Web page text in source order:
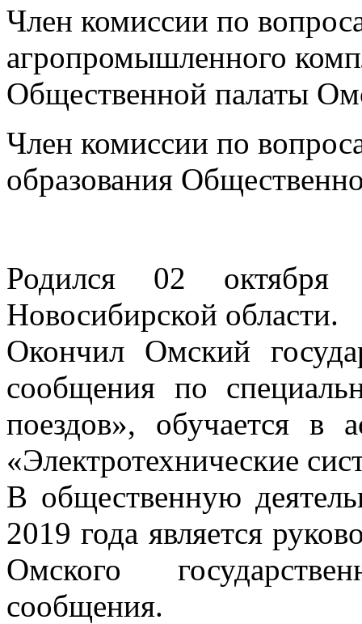
Член комиссии по
агропромышленного
Общественной палаты
Член комиссии по
образования
Родился 02
Новосибирской области.
Окончил Омский
сообщения по
поездов», обучается в
«Электротехнические
В общественную
2019 года является
Омского
сообщения.